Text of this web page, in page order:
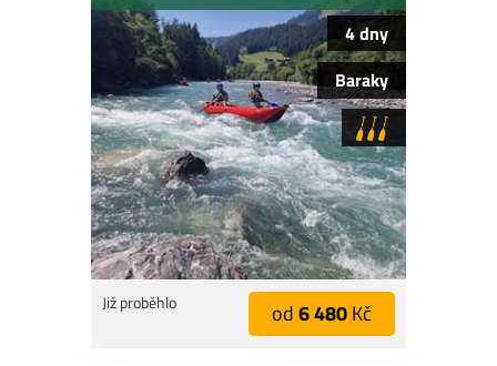
4 dny
Baraky
Již proběhlo od6 480Kč